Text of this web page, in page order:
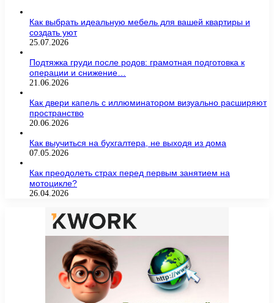
Как выбрать идеальную мебель для вашей квартиры и
создать уют
25.07.2026
Подтяжка груди после родов: грамотная подготовка к
операции и снижение…
21.06.2026
Как двери капель с иллюминатором визуально расширяют
пространство
20.06.2026
Как выучиться на бухгалтера, не выходя из дома
07.05.2026
Как преодолеть страх перед первым занятием на
мотоцикле?
26.04.2026